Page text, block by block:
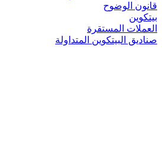
قانون الوضوح
بيتكوين
العملات المستقرة
صناديق البيتكوين المتداولة